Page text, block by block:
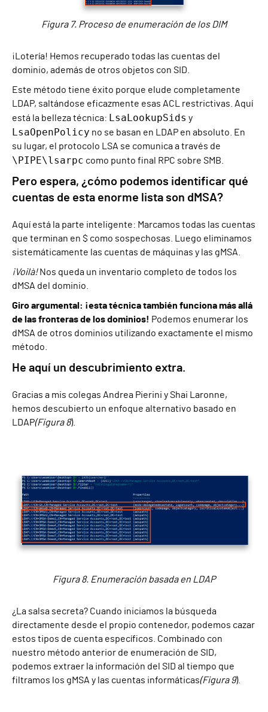
Figura 7. Proceso de enumeración de los DIM
¡Lotería! Hemos recuperado todas las cuentas del
dominio, además de otros objetos con SID.
Este método tiene éxito porque elude completamente
LDAP, saltándose eficazmente esas ACL restrictivas. Aquí
está la belleza técnica: LsaLookupSids y
LsaOpenPolicy no se basan en LDAP en absoluto. En
su lugar, el protocolo LSA se comunica a través de
\PIPE\lsarpc como punto final RPC sobre SMB.
Pero espera, ¿cómo podemos identificar qué
cuentas de esta enorme lista son dMSA?
Aquí está la parte inteligente: Marcamos todas las cuentas
que terminan en $ como sospechosas. Luego eliminamos
sistemáticamente las cuentas de máquinas y las gMSA.
¡Voilà! Nos queda un inventario completo de todos los
dMSA del dominio.
Giro argumental: ¡esta técnica también funciona más allá
de las fronteras de los dominios! Podemos enumerar los
dMSA de otros dominios utilizando exactamente el mismo
método.
He aquí un descubrimiento extra.
Gracias a mis colegas Andrea Pierini y Shai Laronne,
hemos descubierto un enfoque alternativo basado en
LDAP(Figura 8).
Figura 8. Enumeración basada en LDAP
¿La salsa secreta? Cuando iniciamos la búsqueda
directamente desde el propio contenedor, podemos cazar
estos tipos de cuenta específicos. Combinado con
nuestro método anterior de enumeración de SID,
podemos extraer la información del SID al tiempo que
filtramos los gMSA y las cuentas informáticas(Figura 9).